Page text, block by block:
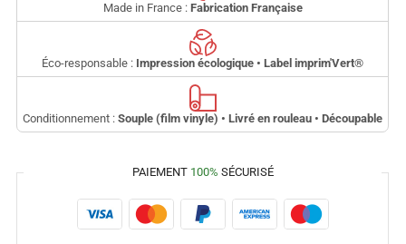
Made in France : Fabrication Française
Éco-responsable : Impression écologique • Label imprim'Vert®
Conditionnement : Souple (film vinyle) • Livré en rouleau • Découpable
PAIEMENT 100% SÉCURISÉ